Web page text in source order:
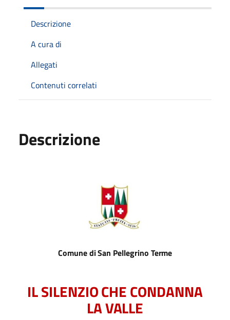
Descrizione
A cura di
Allegati
Contenuti correlati
Descrizione
ComunediSan Pellegrino Terme
ILSILENZIOCHECONDANNA
LAVALLE